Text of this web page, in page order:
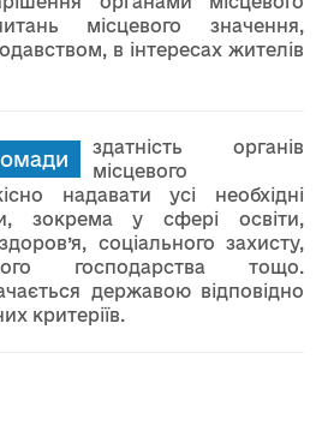
місцевого значення,
в інтересах жителів
здатність органів
місцевого
надавати усі необхідні
зокрема у сфері освіти,
соціального захисту,
господарства тощо.
державою відповідно
критеріїв.